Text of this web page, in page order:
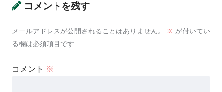
コメントを残す
メールアドレスが公開されることはありません。 ※ が付いてい
る欄は必須項目です
コメント ※